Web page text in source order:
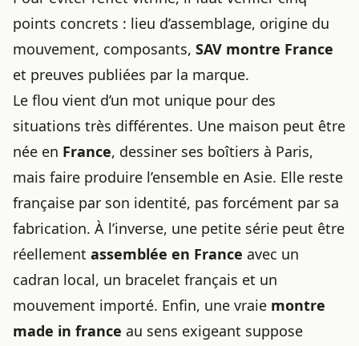
points concrets : lieu d’assemblage, origine du
mouvement, composants, SAV montre France
et preuves publiées par la marque.
Le flou vient d’un mot unique pour des
situations très différentes. Une maison peut être
née en France, dessiner ses boîtiers à Paris,
mais faire produire l’ensemble en Asie. Elle reste
française par son identité, pas forcément par sa
fabrication. À l’inverse, une petite série peut être
réellement assemblée en France avec un
cadran local, un bracelet français et un
mouvement importé. Enfin, une vraie montre
made in france au sens exigeant suppose